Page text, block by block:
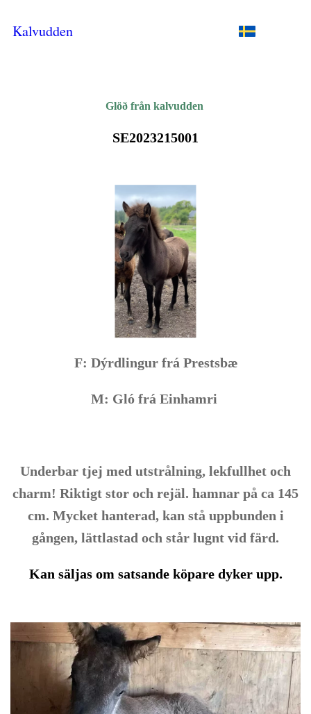
Kalvudden
Glöð från kalvudden
SE2023215001
F: Dýrdlingur frá Prestsbæ
M: Gló frá Einhamri
Underbar tjej med utstrålning, lekfullhet och
charm! Riktigt stor och rejäl. hamnar på ca 145
cm. Mycket hanterad, kan stå uppbunden i
gången, lättlastad och står lugnt vid färd.
Kan säljas om satsande köpare dyker upp.